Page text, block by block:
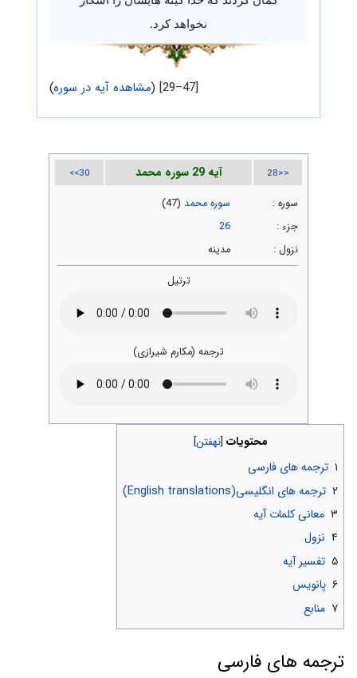
نخواهد کرد.
[47–29] ( مشاهده آیه در سوره)
<<28 آیه 29 سوره محمد 30>>
سوره : سوره محمد (47)
جزء :
26
نزول :
مدینه
ترتیل
ترجمه (مکارم شیرازی)
محتویات
۱ ترجمه های فارسی
۲ ترجمه های انگلیسی(English translations)
۳ معانی کلمات آیه
۴ نزول
۵ تفسیر آیه
۶ پانویس
۷ منابع
ترجمه های فارسی